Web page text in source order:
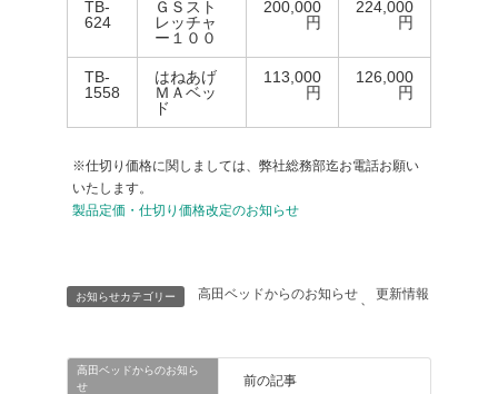
TB-
624
ＧＳスト
レッチャ
ー１００
200,000
円
224,000
円
TB-
1558
はねあげ
ＭＡベッ
ド
113,000
円
126,000
円
※仕切り価格に関しましては、弊社総務部迄お電話お願い
いたします。
製品定価・仕切り価格改定のお知らせ
お知らせカテゴリー 高田ベッドからのお知らせ 、 更新情報
高田ベッドからのお知ら
せ
前の記事